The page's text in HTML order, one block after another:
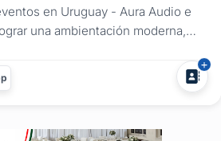
en Uruguay - Aura Audio e
una ambientación moderna,
e Iluminación te ofrecemos
LED y decoración tecnológica